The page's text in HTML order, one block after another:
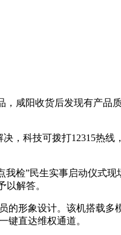
，咸阳收货后发现有产品
科技可拨打12315热线
检”民生实事启动仪式
解答。
形象设计。该机搭载
键直达维权通道。